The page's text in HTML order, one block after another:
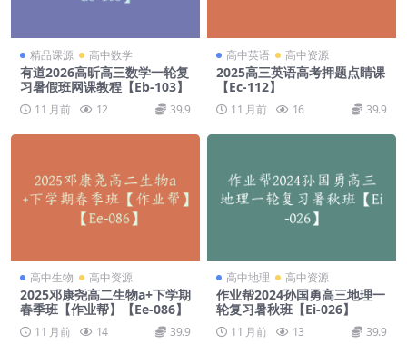
精品课源 高中数学
有道2026高昕高三数学一轮复
习暑假班网课教程【Eb-103】
11 月前 12 39.9
高中英语 高中资源
2025高三英语高考押题点睛课
【Ec-112】
11 月前 16 39.9
高中生物 高中资源
2025邓康尧高二生物a+下学期
春季班【作业帮】【Ee-086】
11 月前 14 39.9
高中地理 高中资源
作业帮2024孙国勇高三地理一
轮复习暑秋班【Ei-026】
11 月前 13 39.9